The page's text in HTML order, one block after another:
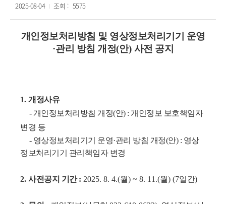
2025-08-04 조회 : 5575
개인정보처리방침 및 영상정보처리기기 운영
·관리 방침 개정(안) 사전 공지
1. 개정사유
- 개인정보처리방침 개정(안) : 개인정보 보호책임자
변경 등
- 영상정보처리기기 운영·관리 방침 개정(안) : 영상
정보처리기기 관리책임자 변경
2. 사전공지 기간: 2025. 8. 4.(월) ~ 8. 11.(월) (7일간)